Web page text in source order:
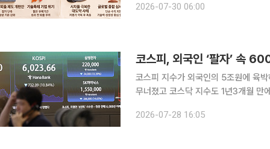
2026-07-30 06:00
코스피, 외국인 ‘팔자’ 속
코스피 지수가 외국인의 5조원에 육
무너졌고 코스닥 지수도 1년3개월 만
2026-07-28 16:05